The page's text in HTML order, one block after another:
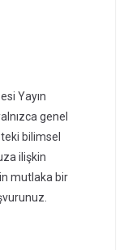
Yayın
genel
bilimsel
ilişkin
mutlaka bir